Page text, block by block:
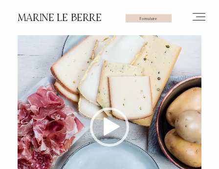
MARINE LE BERRE Formulaire
Lecteur
vidéo
HOME
PHOTOS
VIDÉOS